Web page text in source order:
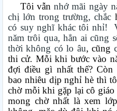
Tôi vẫnnhớ mãi ngày
chị lớn trong trường, chắc
có suy nghĩ khác tôi nhỉ!
năm trôi qua, hẳn ai cũng
thời không có lo âu, cũng
thi cử. Mỗi khi bước vào
đợi điều gì nhất thế? Còn
bao nhiêu dịp nghỉ hè thì
chờ mỗi khi gặp lại cô
mong chờ nhất là xem